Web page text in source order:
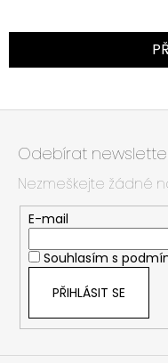
Odebírat
Nezmeškejte žádné
E-mail
Souhlasím s
PŘIHLÁSIT SE